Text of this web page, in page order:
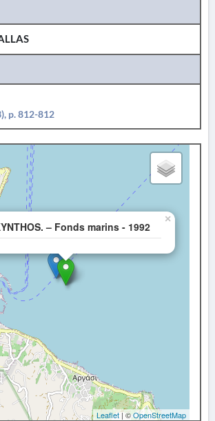
p. 812-812
– Fonds marins - 1992
×
Leaflet| ©OpenStreetMap